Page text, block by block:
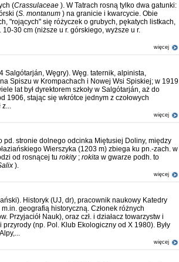
(Crassulaceae ). W Tatrach rosną tylko dwa gatunki:
(S. montanum ) na granicie i kwarcycie. Obie
"rojących" się różyczek o grubych, pękatych listkach,
30 cm (niższe u r. górskiego, wyższe u r.
więcej
Salgótarján, Węgry). Węg. taternik, alpinista,
Spiszu w Krompachach i Nowej Wsi Spiskiej; w 1919
lat był dyrektorem szkoły w Salgótarján, aż do
1906, stając się wkrótce jednym z czołowych
z...
więcej
pd. stronie dolnego odcinka Miętusiej Doliny, między
Wierszyka (1203 m) zbiega ku pn.-zach. w
od rosnącej tu rokity ; rokita w gwarze podh. to
).
więcej
Historyk (UJ, dr), pracownik naukowy Katedry
geografią historyczną. Członek różnych
Przyjaciół Nauk), oraz czł. i działacz towarzystw i
(np. Pol. Klub Ekologiczny od X 1980). Były
więcej